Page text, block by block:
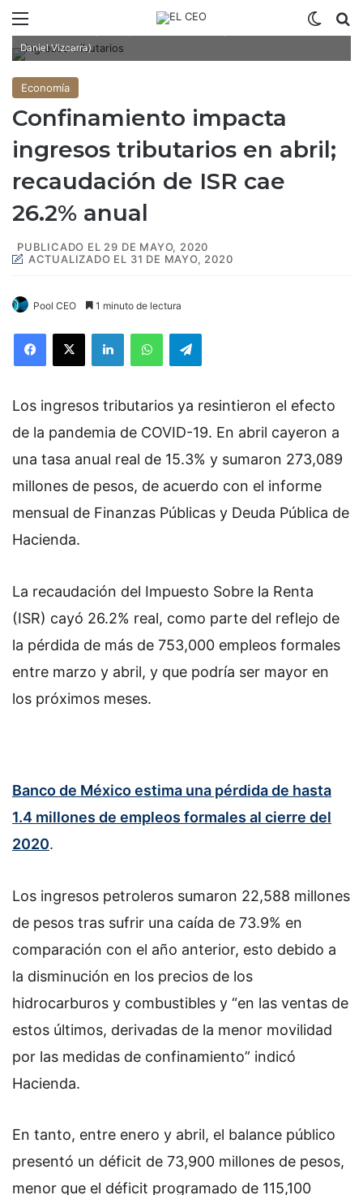
Daniel Vizcarra)
Economía
Confinamiento impacta
ingresos tributarios en abril;
recaudación de ISR cae
26.2% anual
PUBLICADO EL 29 DE MAYO, 2020
ACTUALIZADO EL 31 DE MAYO, 2020
Pool CEO 1 minuto de lectura
Los ingresos tributarios ya resintieron el efecto
de la pandemia de COVID-19. En abril cayeron a
una tasa anual real de 15.3% y sumaron 273,089
millones de pesos, de acuerdo con el informe
mensual de Finanzas Públicas y Deuda Pública de
Hacienda.
La recaudación del Impuesto Sobre la Renta
(ISR) cayó 26.2% real, como parte del reflejo de
la pérdida de más de 753,000 empleos formales
entre marzo y abril, y que podría ser mayor en
los próximos meses.
Banco de México estima una pérdida de hasta
1.4 millones de empleos formales al cierre del
2020.
Los ingresos petroleros sumaron 22,588 millones
de pesos tras sufrir una caída de 73.9% en
comparación con el año anterior, esto debido a
la disminución en los precios de los
hidrocarburos y combustibles y “en las ventas de
estos últimos, derivadas de la menor movilidad
por las medidas de confinamiento” indicó
Hacienda.
En tanto, entre enero y abril, el balance público
presentó un déficit de 73,900 millones de pesos,
menor que el déficit programado de 115,100